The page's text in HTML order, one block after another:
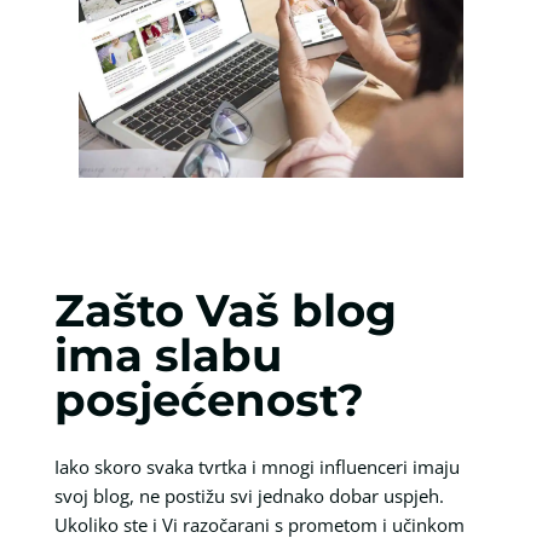
Zašto Vaš blog
ima slabu
posjećenost?
Iako skoro svaka tvrtka i mnogi influenceri imaju
svoj blog, ne postižu svi jednako dobar uspjeh.
Ukoliko ste i Vi razočarani s prometom i učinkom